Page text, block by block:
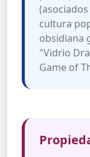
cultura
obsidiana
"Vidrio
Game of